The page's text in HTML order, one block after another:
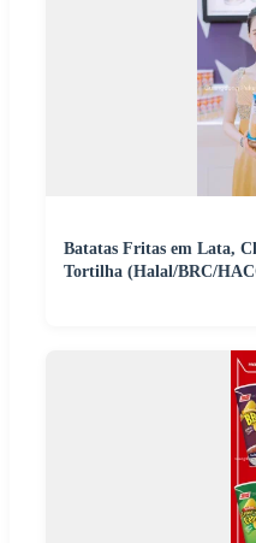
Batatas Fritas em Lata,
Tortilha (Halal/BRC/